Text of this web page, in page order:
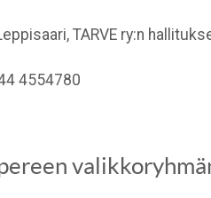
TARVE ry:n
4554780